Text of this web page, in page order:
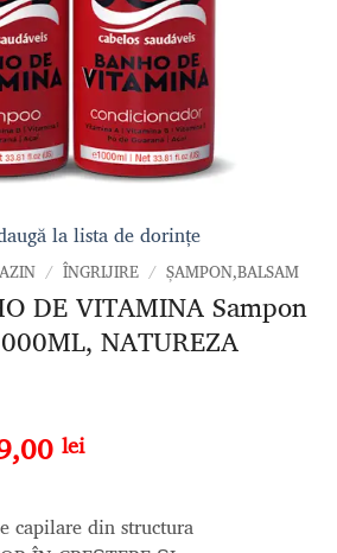
la lista de dorințe
/ ÎNGRIJIRE / ȘAMPON,BALSAM
DE VITAMINA Sampon
NATUREZA
leiPrețul
339,00 lei.
capilare din structura